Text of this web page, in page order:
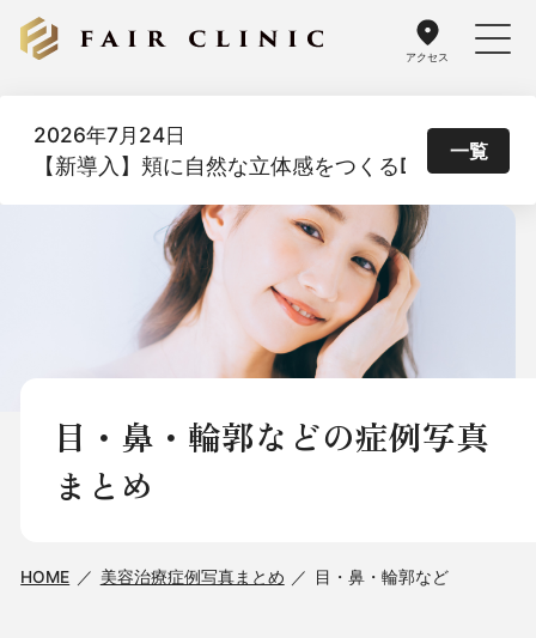
アクセス
2026年7月24日
【新導入】頬に自然な立体感をつくるDoothスレ
一覧
目・鼻・輪郭などの症例写真
まとめ
HOME 美容治療症例写真まとめ 目・鼻・輪郭など